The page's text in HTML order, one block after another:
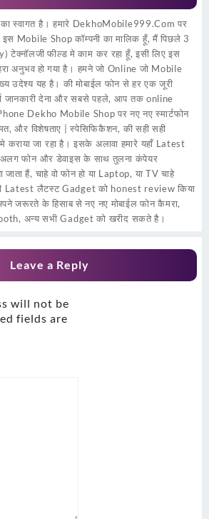
स्वागत है। हमारे DekhoMobile999.Com पर
Mobile Shop कॉम्पनी का मालिक हूँ, मैं पिछले 3
टेक्नॉलजी फील्ड मे काम कर रहा हूँ, इसी लिए इस
अनुभव हो गया है। हमने जो Online जो Mobile
उदेश्य यह है। की मोबाईल फोन से हर एक जूरी
जानकारी देना और सबसे पहले, आप तक online
Dekho Mobile Shop पर नए नए स्मार्टफोन
और विशेषताए | स्पेसिफिकैशन, की सही सही
कराया जा रहा है। इसके अलावा हमारे यहाँ Latest
फोन और डेवाइस के साथ तुलना कंपेयर
हैं, चाहे वो फोन हो या Laptop, या TV चाहे
Latest लैटस्ट Gadget को honest review किया
जरूरते के हिसाब से नए नए मोबाईल फोन कैमरा,
अन्य सभी Gadget को खरीद सकते है।
Leave a Reply
will not be
fields are